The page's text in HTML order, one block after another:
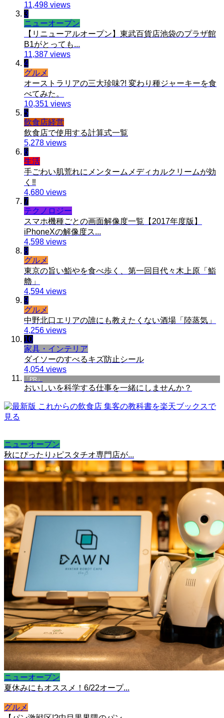
11,498 views
3
ニューオープン
【リニューアルオープン】東武百貨店池袋のプラザ館
B1がとっても...
11,387 views
4
グルメ
オーストラリアの三大珍味?! 変わり種ジャーキーを食
べてみた。
10,351 views
5
飲食店経営
飲食店で使用する計算式一覧
5,278 views
6
生活
手ごわい肌荒れにメンタームメディカルクリームが効
く‼︎
4,680 views
7
テクノロジー
スマホ機種ごとの画面解像度一覧【2017年度版】
iPhoneXの解像度ス...
4,598 views
8
グルメ
東京の旨い鮨やを食べ歩く、第一回目代々木上原「鮨
艪」
4,594 views
9
グルメ
中野北口エリアの誰にも教えたくない酒場「陸蒸気」
4,256 views
10
家具・インテリア
ダイソーのすべるキズ防止シール
4,054 views
「PR」
おいしいを科学する仕事を一緒にしませんか？
ニューオープン
秋にぴったり♪ピスタチオ専門店が...
ニューオープン
夏休みにもオススメ！6/22オープ...
グルメ